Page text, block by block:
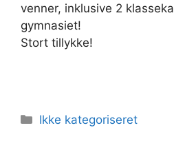
venner, inklusive 2
gymnasiet!
Stort tillykke!
Kategorier
Ikke kategoriseret